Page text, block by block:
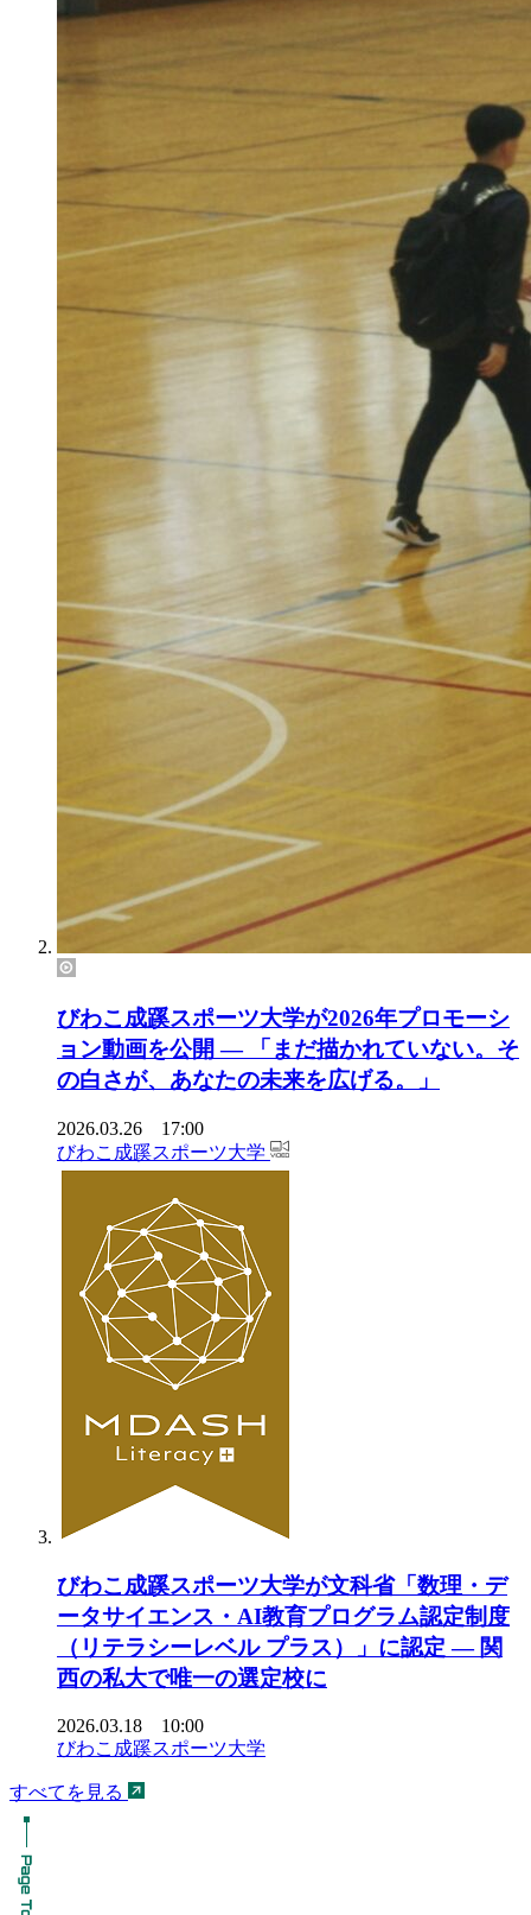
びわこ成蹊スポーツ大学が2026年プロモーシ
ョン動画を公開 ― 「まだ描かれていない。そ
の白さが、あなたの未来を広げる。」
2026.03.26 17:00
びわこ成蹊スポーツ大学
びわこ成蹊スポーツ大学が文科省「数理・デ
ータサイエンス・AI教育プログラム認定制度
（リテラシーレベル プラス）」に認定 ― 関
西の私大で唯一の選定校に
2026.03.18 10:00
びわこ成蹊スポーツ大学
すべてを見る